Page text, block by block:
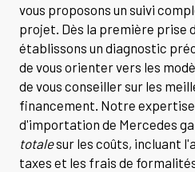
vous proposons un suivi
projet. Dès la première prise
établissons un diagnostic
de vous orienter vers les
de vous conseiller sur les
financement. Notre
d'importation de Mercedes
totalesur les coûts, incluant
taxes et les frais de